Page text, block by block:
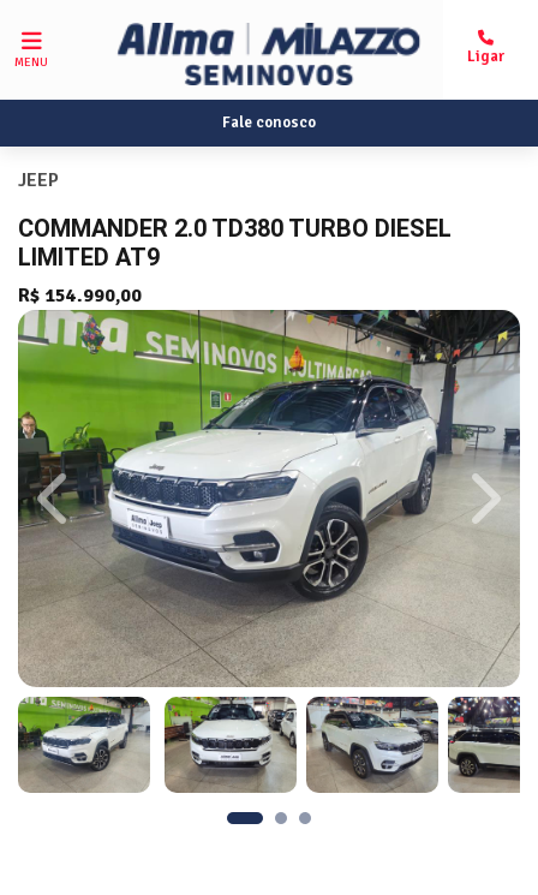
MENU
Fale conosco
JEEP
COMMANDER 2.0 TD380 TURBO DIESEL
LIMITED AT9
R$ 154.990,00
Previous Next